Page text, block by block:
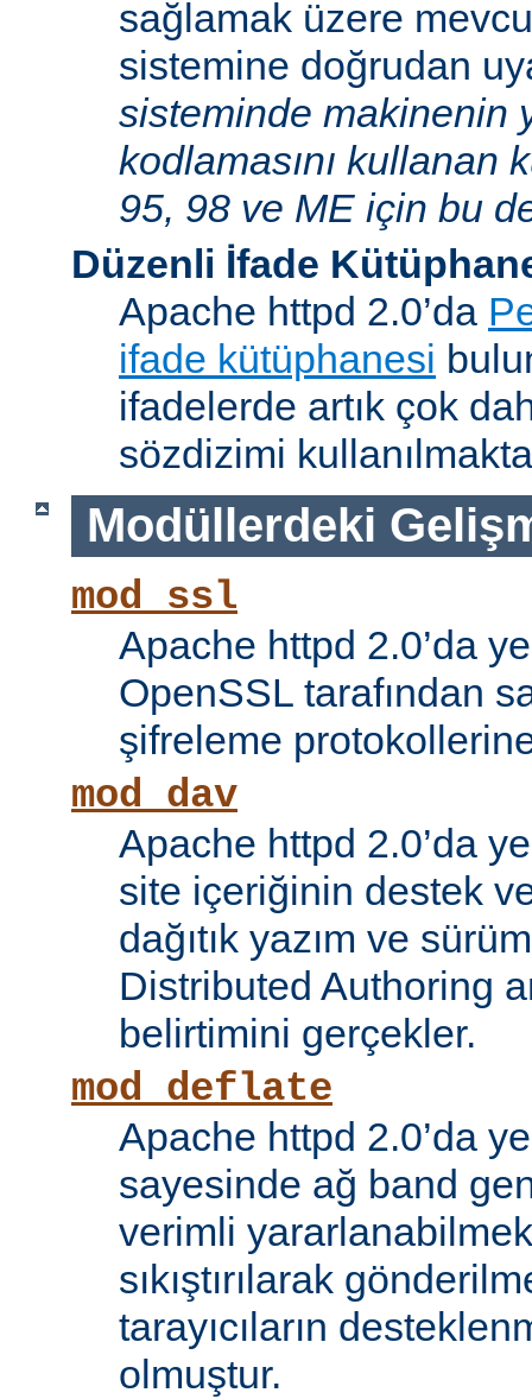
sağlamak üzere
sistemine doğrudan
sisteminde makinenin
kodlamasını kullanan
95, 98 ve ME için bu
Düzenli İfade
Apache httpd 2.0’da
ifade kütüphanesi
ifadelerde artık çok
sözdizimi
Modüllerdeki
mod_ssl
Apache httpd 2.0’da
OpenSSL tarafından
şifreleme
mod_dav
Apache httpd 2.0’da
site içeriğinin destek
dağıtık yazım ve
Distributed Authoring
belirtimini gerçekler.
mod_deflate
Apache httpd 2.0’da
sayesinde ağ band
verimli
sıkıştırılarak
tarayıcıların
olmuştur.